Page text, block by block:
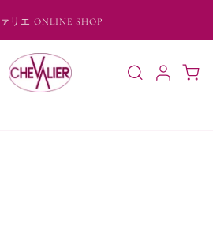
リエ ONLINE SHOP
ロ
グ
イ
ー